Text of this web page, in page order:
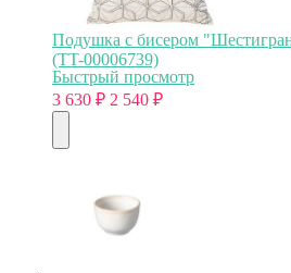
Подушка с бисером
(TT-00006739)
Быстрый просмотр
3 630 ₽ 2 540 ₽